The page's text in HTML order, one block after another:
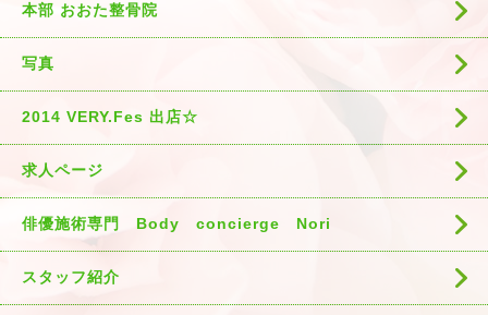
本部 おおた整骨院
写真
2014 VERY.Fes 出店☆
求人ページ
俳優施術専門 Body concierge Nori
スタッフ紹介